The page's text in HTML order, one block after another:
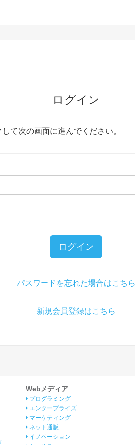
ログイン
て次の画面に進んでください。
ログイン
パスワードを忘れた場合はこちら
新規会員登録はこちら
Webメディア
プログラミング
エンタープライズ
マーケティング
ネット通販
イノベーション